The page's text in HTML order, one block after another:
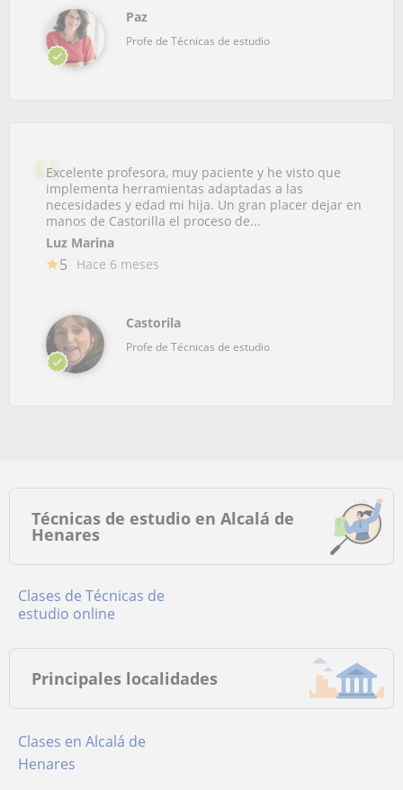
Paz
Profe de Técnicas de estudio
Excelente profesora, muy paciente y he visto que
implementa herramientas adaptadas a las
necesidades y edad mi hija. Un gran placer dejar en
manos de Castorilla el proceso de...
Luz Marina
5 Hace 6 meses
Castorila
Profe de Técnicas de estudio
Técnicas de estudio en Alcalá de
Henares
Clases de Técnicas de
estudio online
Principales localidades
Clases en Alcalá de
Henares